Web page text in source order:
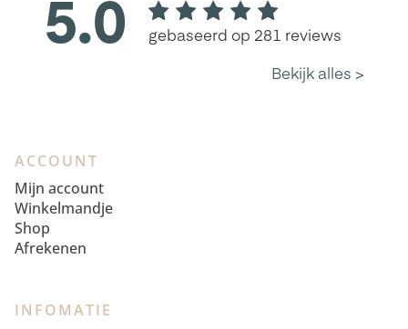
ACCOUNT
Mijn account
Winkelmandje
Shop
Afrekenen
INFOMATIE